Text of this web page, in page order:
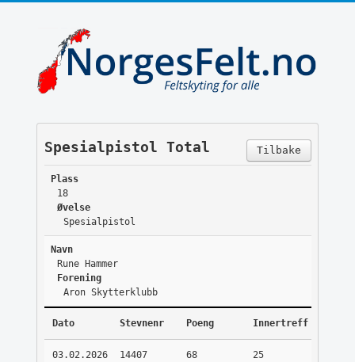
Tilbake
Spesialpistol Total
Plass
18
Øvelse
Spesialpistol
Navn
Rune Hammer
Forening
Aron Skytterklubb
Dato Stevnenr Poeng Innertreff
03.02.2026 14407 68 25